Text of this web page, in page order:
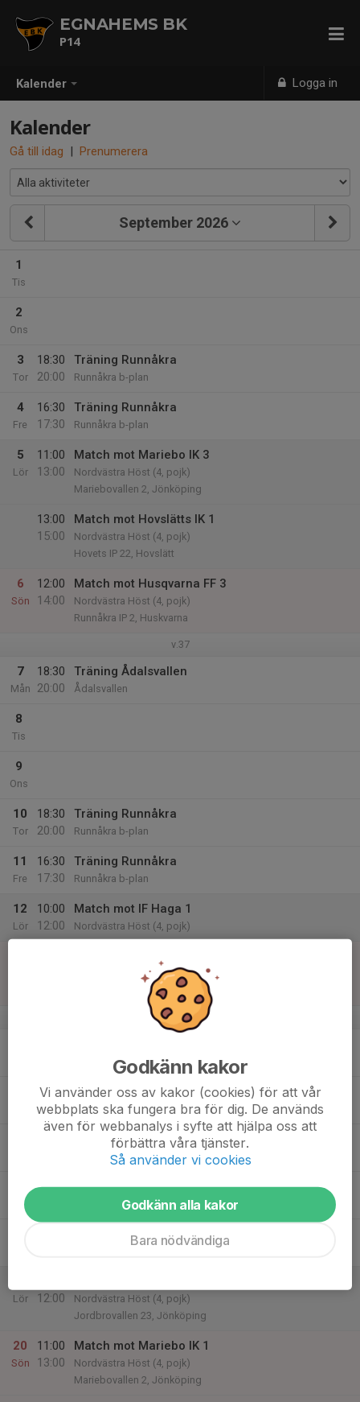
Kalender Logga in
EGNAHEMS BK
P14
Kalender
Gå till idag | Prenumerera
September 2026
1
Tis
2
Ons
3
Tor
18:30
20:00
Träning Runnåkra
Runnåkra b-plan
4
Fre
16:30
17:30
Träning Runnåkra
Runnåkra b-plan
5
Lör
11:00
13:00
Match mot Mariebo IK 3
Nordvästra Höst (4, pojk)
Mariebovallen 2, Jönköping
13:00
15:00
Match mot Hovslätts IK 1
Nordvästra Höst (4, pojk)
Hovets IP 22, Hovslätt
6
Sön
12:00
14:00
Match mot Husqvarna FF 3
Nordvästra Höst (4, pojk)
Runnåkra IP 2, Huskvarna
v.37
7
Mån
18:30
20:00
Träning Ådalsvallen
Ådalsvallen
8
Tis
9
Ons
10
Tor
18:30
20:00
Träning Runnåkra
Runnåkra b-plan
11
Fre
16:30
17:30
Träning Runnåkra
Runnåkra b-plan
12
Lör
10:00
12:00
Match mot IF Haga 1
Nordvästra Höst (4, pojk)
Nordvästra Höst (4, pojk)
Runnåkra IP 2, Huskvarna
v.38
Ådalsvallen
Tor
18:30
Träning Runnåkra
Runnåkra b-plan
Träning Runnåkra
Lör
12:00
Nordvästra Höst (4, pojk)
Jordbrovallen 23, Jönköping
20
Sön
11:00
13:00
Match mot Mariebo IK 1
Nordvästra Höst (4, pojk)
Mariebovallen 2, Jönköping
Godkänn kakor
Vi använder oss av kakor (cookies) för att vår
webbplats ska fungera bra för dig. De används
även för webbanalys i syfte att hjälpa oss att
förbättra våra tjänster.
Så använder vi cookies
Godkänn alla kakor
Bara nödvändiga